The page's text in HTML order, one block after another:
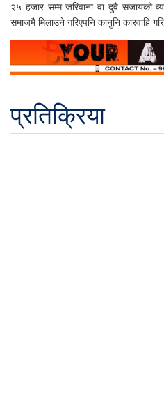
२५ हजार सम्म जरिवाना वा दुवै सजायको
समाजमै मिलाउने गरिएपनि कानुनि कारवाहि
प्रतिक्रिया